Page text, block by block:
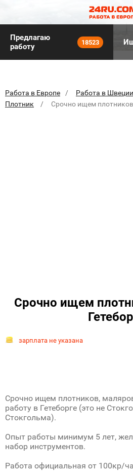
Предлагаю
работу
18523
Работа в Европе Работа в Швеции
Плотник
Срочно ищем
Срочно ищем
зарплата не указана
Срочно ищем плотников,
работу в Гетеборге (это не
Стокгольма).
Опыт работы минимум 5 лет,
набор инструментов.
Работа официальная от 100кр/